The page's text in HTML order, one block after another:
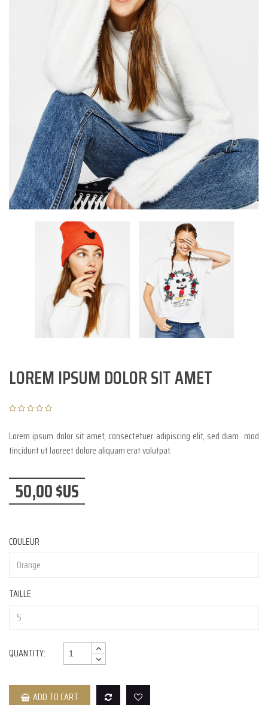
LOREM IPSUM DOLOR SIT AMET
Lorem ipsum dolor sit amet, consectetuer adipiscing elit, sed diam mod
tincidunt ut laoreet dolore aliquam erat volutpat.
50,00 $US
COULEUR
TAILLE
QUANTITY:
ADD TO CART